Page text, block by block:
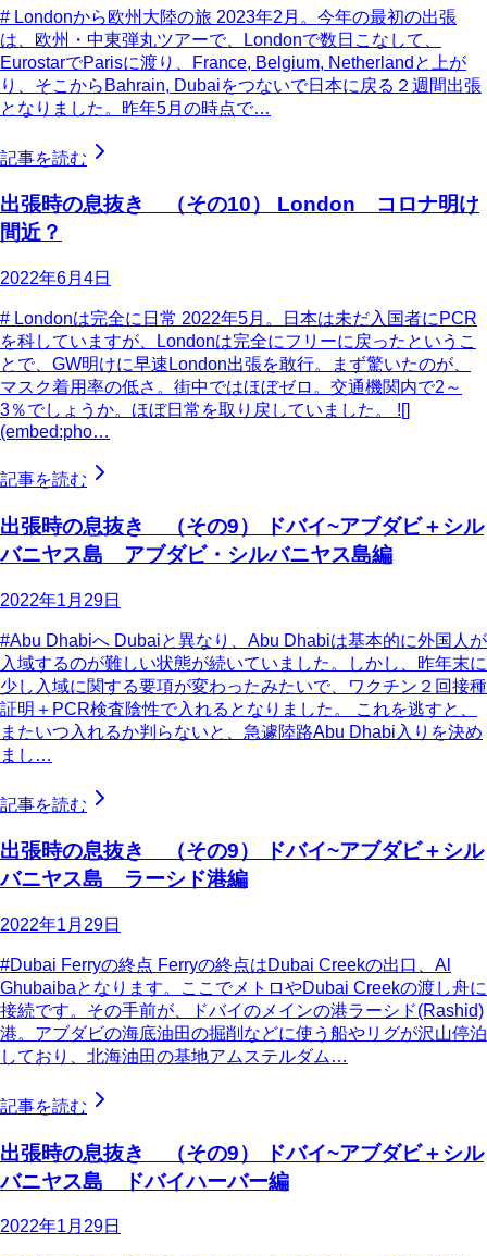
# Londonから欧州大陸の旅 2023年2月。今年の最初の出張
は、欧州・中東弾丸ツアーで、Londonで数日こなして、
EurostarでParisに渡り、France, Belgium, Netherlandと上が
り、そこからBahrain, Dubaiをつないで日本に戻る２週間出張
となりました。昨年5月の時点で…
記事を読む
出張時の息抜き （その10） London コロナ明け
間近？
2022年6月4日
# Londonは完全に日常 2022年5月。日本は未だ入国者にPCR
を科していますが、Londonは完全にフリーに戻ったというこ
とで、GW明けに早速London出張を敢行。まず驚いたのが、
マスク着用率の低さ。街中ではほぼゼロ。交通機関内で2～
3％でしょうか。ほぼ日常を取り戻していました。 ![]
(embed:pho…
記事を読む
出張時の息抜き （その9） ドバイ~アブダビ＋シル
バニヤス島 アブダビ・シルバニヤス島編
2022年1月29日
#Abu Dhabiへ Dubaiと異なり、Abu Dhabiは基本的に外国人が
入域するのが難しい状態が続いていました。しかし、昨年末に
少し入域に関する要項が変わったみたいで、ワクチン２回接種
証明＋PCR検査陰性で入れるとなりました。 これを逃すと、
またいつ入れるか判らないと、急遽陸路Abu Dhabi入りを決め
まし…
記事を読む
出張時の息抜き （その9） ドバイ~アブダビ＋シル
バニヤス島 ラーシド港編
2022年1月29日
#Dubai Ferryの終点 Ferryの終点はDubai Creekの出口、Al
Ghubaibaとなります。ここでメトロやDubai Creekの渡し舟に
接続です。その手前が、ドバイのメインの港ラーシド(Rashid)
港。アブダビの海底油田の掘削などに使う船やリグが沢山停泊
しており、北海油田の基地アムステルダム…
記事を読む
出張時の息抜き （その9） ドバイ~アブダビ＋シル
バニヤス島 ドバイハーバー編
2022年1月29日